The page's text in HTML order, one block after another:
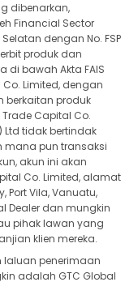
-
dibenarkan,
Financial Sector
dengan No. FSP
produk dan
bawah Akta FAIS
Limited, dengan
berkaitan produk
Capital Co.
Ltd tidak bertindak
pun transaksi
akun ini akan
Co. Limited, alamat
Port Vila, Vanuatu,
Dealer dan mungkin
pihak lawan yang
klien mereka.
laluan penerimaan
adalah GTC Global